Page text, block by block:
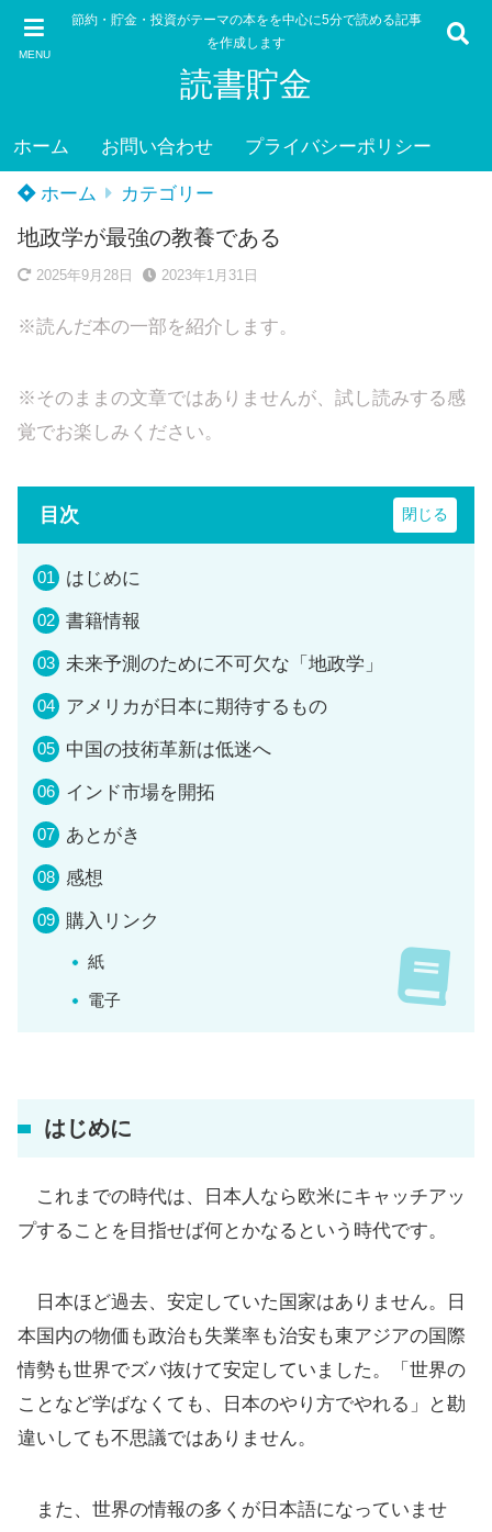
MENU
節約・貯金・投資がテーマの本をを中心に5分で読める記事
を作成します
読書貯金
ホーム お問い合わせ プライバシーポリシー
ホーム カテゴリー
地政学が最強の教養である
2025年9月28日 2023年1月31日
※読んだ本の一部を紹介します。
※そのままの文章ではありませんが、試し読みする感
覚でお楽しみください。
目次
はじめに
書籍情報
未来予測のために不可欠な「地政学」
アメリカが日本に期待するもの
中国の技術革新は低迷へ
インド市場を開拓
あとがき
感想
購入リンク
紙
電子
はじめに
これまでの時代は、日本人なら欧米にキャッチアッ
プすることを目指せば何とかなるという時代です。
日本ほど過去、安定していた国家はありません。日
本国内の物価も政治も失業率も治安も東アジアの国際
情勢も世界でズバ抜けて安定していました。「世界の
ことなど学ばなくても、日本のやり方でやれる」と勘
違いしても不思議ではありません。
また、世界の情報の多くが日本語になっていませ